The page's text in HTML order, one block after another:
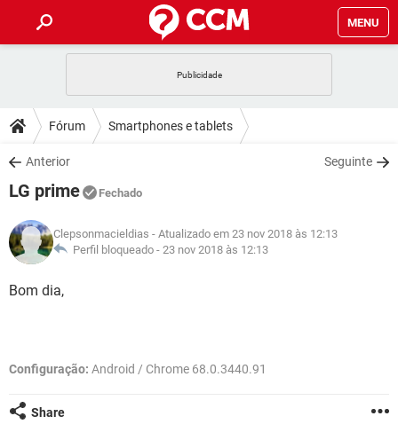
MENU
CELULAR FACEBOOK
OUTLOOK
INSTAGRAM
GUIA DE COMPRAS
DICAS
JOGOS WHATSAPP
INSTAGRAM GMAIL
GUIA DE COMPRAS
DOWNLOADS
JOGOS
CELULAR
OUTLOOK EXCEL
INSTAGRAM
FÓRUM
JOGOS WHATSAPP
CELULAR
OUTLOOK
GLOSSÁRIO
JOGOS
INSTAGRAM GMAIL
GUIA DE COMPRAS
Fórum Smartphones e tablets
Anterior Seguinte
LG prime Fechado
Clepsonmacieldias - Atualizado em 23 nov 2018 às 12:13
Perfil bloqueado - 23 nov 2018 às 12:13
Bom dia,
Configuração: Android / Chrome 68.0.3440.91
Share